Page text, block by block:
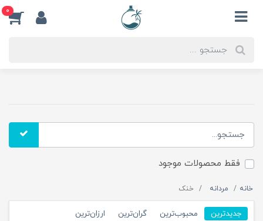
0
فقط محصولات موجود
خانه مردانه خنک
جدیدترین محبوب‌ترین گران‌ترین ارزان‌ترین